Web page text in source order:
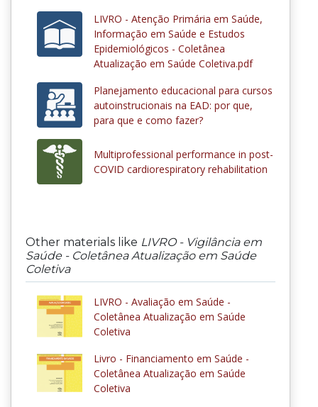
LIVRO - Atenção Primária em Saúde,
Informação em Saúde e Estudos
Epidemiológicos - Coletânea
Atualização em Saúde Coletiva.pdf
Planejamento educacional para cursos
autoinstrucionais na EAD: por que,
para que e como fazer?
Multiprofessional performance in post-
COVID cardiorespiratory rehabilitation
Other materials like LIVRO - Vigilância em
Saúde - Coletânea Atualização em Saúde
Coletiva
LIVRO - Avaliação em Saúde -
Coletânea Atualização em Saúde
Coletiva
Livro - Financiamento em Saúde -
Coletânea Atualização em Saúde
Coletiva